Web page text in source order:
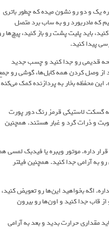
یک و دو رو نشون میده که چطور باتری
می‌بینیم که مادربورد رو به ساب برد متصل
باید پلیت پشت رو باز کنید، پیچ‌ها
پیدا کنید.
قدیمی رو جدا کنید و چسب جدید
از وصل کردن همه کابل‌ها، گوشی رو
این محفظه بخار به پردازنده کمک می‌کنه
گسکت لاستیکی قرمز رنگ دور پورت
و ذرات گرد و غبار هستند. همچنین
داره. موتور ویبره یا فیدبک لمسی
به آرامی جدا کنید. همچنین فیلتر
اگه بخواهید این‌ها رو تعویض کنید،
قاب جدا کنید و اون‌ها رو بیرون
مقداری حرارت بدید و بعد به آرامی